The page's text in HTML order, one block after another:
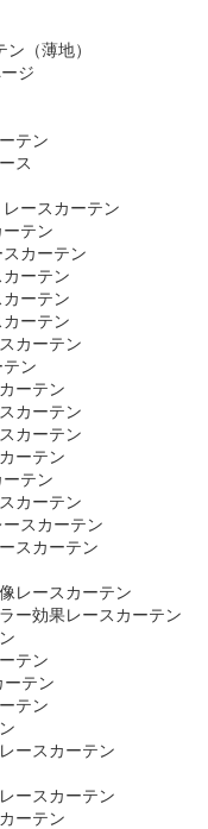
（薄地）
ジ
テン
ス
ースカーテン
テン
カーテン
ーテン
ーテン
ーテン
カーテン
ン
ーテン
カーテン
カーテン
ーテン
テン
カーテン
スカーテン
スカーテン
レースカーテン
ー効果レースカーテン
テン
ーテン
テン
ースカーテン
ースカーテン
ーテン